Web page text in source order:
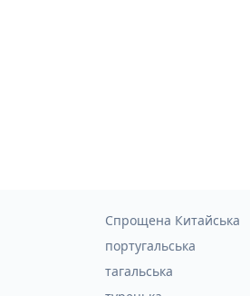
Спрощена Китайська
португальська
тагальська